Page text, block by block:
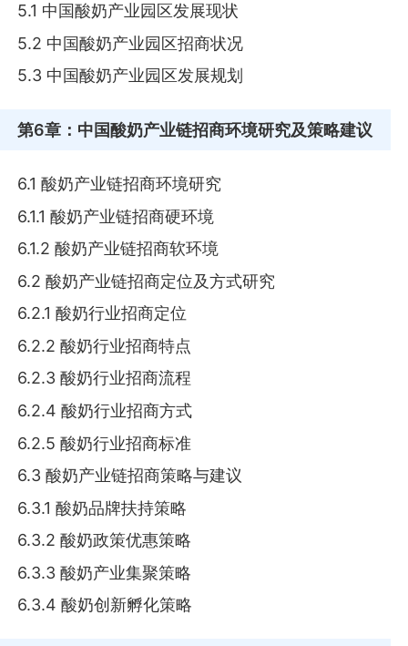
5.1 中国酸奶产业园区发展现状
5.2 中国酸奶产业园区招商状况
5.3 中国酸奶产业园区发展规划
第6章 ：中国酸奶产业链招商环境研究及策略建议
6.1 酸奶产业链招商环境研究
6.1.1 酸奶产业链招商硬环境
6.1.2 酸奶产业链招商软环境
6.2 酸奶产业链招商定位及方式研究
6.2.1 酸奶行业招商定位
6.2.2 酸奶行业招商特点
6.2.3 酸奶行业招商流程
6.2.4 酸奶行业招商方式
6.2.5 酸奶行业招商标准
6.3 酸奶产业链招商策略与建议
6.3.1 酸奶品牌扶持策略
6.3.2 酸奶政策优惠策略
6.3.3 酸奶产业集聚策略
6.3.4 酸奶创新孵化策略